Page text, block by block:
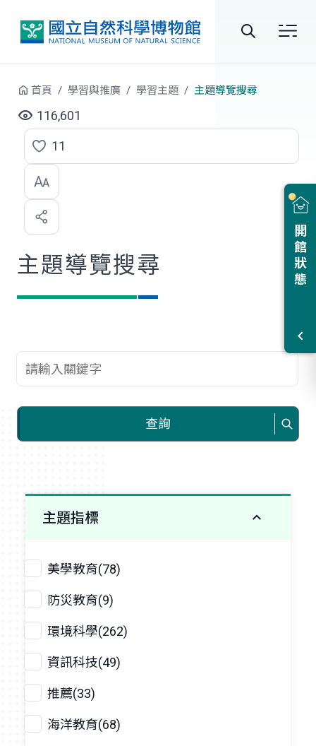
站
尋
開館狀態
首頁 學習與推廣 學習主題 主題導覽搜尋
116,601
點
選
喜
歡
11
主題導覽搜尋
查詢關鍵字
查詢
主題指標
美學教育(78)
防災教育(9)
環境科學(262)
資訊科技(49)
推薦(33)
海洋教育(68)